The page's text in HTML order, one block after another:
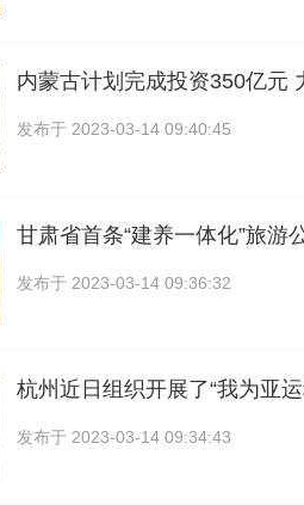
内蒙古计划完成投资350亿元
发布于 2023-03-14 09:40:45
甘肃省首条“建养一体化”旅游
发布于 2023-03-14 09:36:32
杭州近日组织开展了“我为亚
发布于 2023-03-14 09:34:43